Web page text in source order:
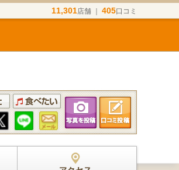
11,301店舗 ｜ 405口コミ